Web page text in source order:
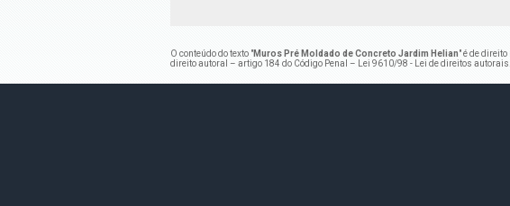
O conteúdo do texto "Muros Pré Moldado de Concreto Jardim Helian" é de
direito autoral – artigo 184 do Código Penal –
Lei 9610/98 - Lei de direitos autorais